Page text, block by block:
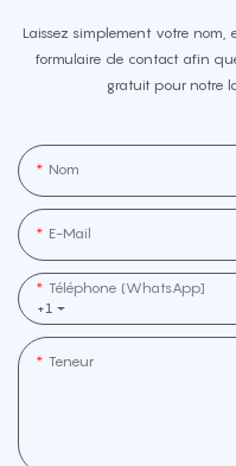
Laissez simplement votre
formulaire de contact afin
gratuit pour notre
Nom
E-Mail
+1
Téléphone (WhatsApp]
Teneur